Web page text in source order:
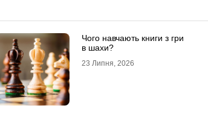
Чого навчають книги з гри
в шахи?
23 Липня, 2026